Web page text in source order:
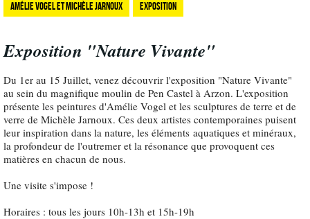
Amélie Vogel et Michèle Jarnoux Exposition
Exposition "Nature Vivante"
Du 1er au 15 Juillet, venez découvrir l'exposition "Nature Vivante"
au sein du magnifique moulin de Pen Castel à Arzon. L'exposition
présente les peintures d'Amélie Vogel et les sculptures de terre et de
verre de Michèle Jarnoux. Ces deux artistes contemporaines puisent
leur inspiration dans la nature, les éléments aquatiques et minéraux,
la profondeur de l'outremer et la résonance que provoquent ces
matières en chacun de nous.
Une visite s'impose !
Horaires : tous les jours 10h-13h et 15h-19h